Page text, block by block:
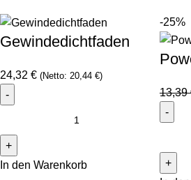
Gewindedichtfaden
24,32 € (Netto: 20,44 €)
In den Warenkorb
-25%
13,39